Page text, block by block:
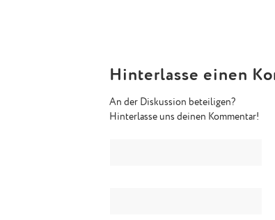
Hinterlasse einen
An der Diskussion beteiligen?
Hinterlasse uns deinen Kommentar!